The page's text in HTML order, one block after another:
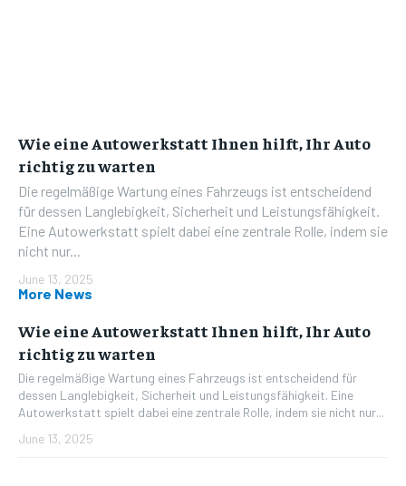
Wie eine Autowerkstatt Ihnen hilft, Ihr Auto
richtig zu warten
Die regelmäßige Wartung eines Fahrzeugs ist entscheidend
für dessen Langlebigkeit, Sicherheit und Leistungsfähigkeit.
Eine Autowerkstatt spielt dabei eine zentrale Rolle, indem sie
nicht nur...
June 13, 2025
More News
Wie eine Autowerkstatt Ihnen hilft, Ihr Auto
richtig zu warten
Die regelmäßige Wartung eines Fahrzeugs ist entscheidend für
dessen Langlebigkeit, Sicherheit und Leistungsfähigkeit. Eine
Autowerkstatt spielt dabei eine zentrale Rolle, indem sie nicht nur...
June 13, 2025